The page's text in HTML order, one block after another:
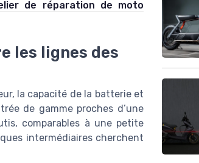
de réparation de moto
les lignes des
la capacité de la batterie et
de gamme proches d’une
comparables à une petite
intermédiaires cherchent